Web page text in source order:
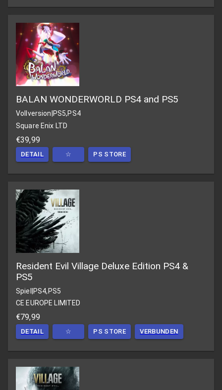
BALAN WONDERWORLD PS4 and PS5
Vollversion PS5,PS4
Square Enix LTD
€39,99
DETAIL ☆ PS STORE
Resident Evil Village Deluxe Edition PS4 &
PS5
Spiel|PS4,PS5
CE EUROPE LIMITED
€79,99
DETAIL ☆ PS STORE VERBUNDEN